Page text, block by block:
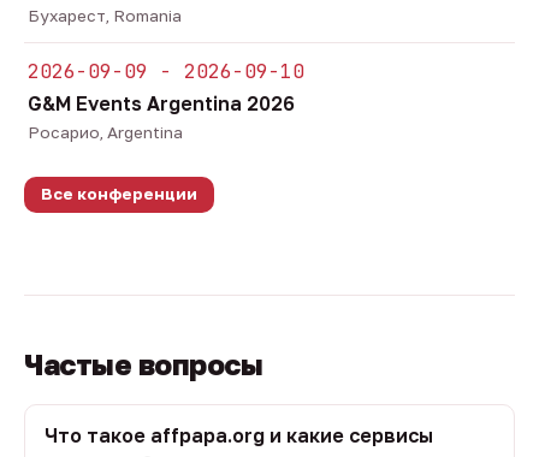
Бухарест, Romania
2026-09-09 - 2026-09-10
G&M Events Argentina 2026
Росарио, Argentina
Все конференции
Частые вопросы
Что такое affpapa.org и какие сервисы